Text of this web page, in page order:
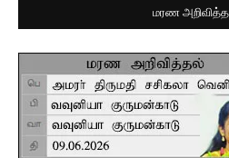
மரண